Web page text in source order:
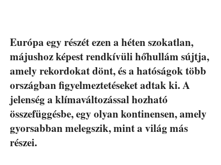
Európa egy részét ezen a héten szokatlan,
májushoz képest rendkívüli hőhullám sújtja,
amely rekordokat dönt, és a hatóságok több
országban figyelmeztetéseket adtak ki. A
jelenség a klímaváltozással hozható
összefüggésbe, egy olyan kontinensen, amely
gyorsabban melegszik, mint a világ más
részei.